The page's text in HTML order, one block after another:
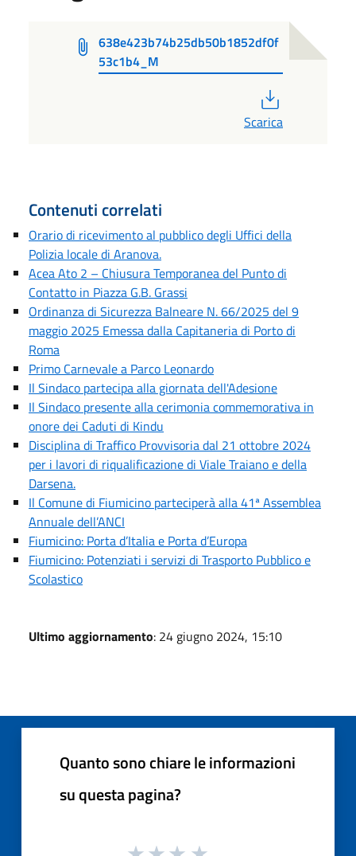
638e423b74b25db50b1852df0f
53c1b4_M
Scarica
Contenuti correlati
Orario di ricevimento al pubblico degli Uffici della
Polizia locale di Aranova.
Acea Ato 2 – Chiusura Temporanea del Punto di
Contatto in Piazza G.B. Grassi
Ordinanza di Sicurezza Balneare N. 66/2025 del 9
maggio 2025 Emessa dalla Capitaneria di Porto di
Roma
Primo Carnevale a Parco Leonardo
Il Sindaco partecipa alla giornata dell'Adesione
Il Sindaco presente alla cerimonia commemorativa in
onore dei Caduti di Kindu
Disciplina di Traffico Provvisoria dal 21 ottobre 2024
per i lavori di riqualificazione di Viale Traiano e della
Darsena.
Il Comune di Fiumicino parteciperà alla 41ª Assemblea
Annuale dell’ANCI
Fiumicino: Porta d’Italia e Porta d’Europa
Fiumicino: Potenziati i servizi di Trasporto Pubblico e
Scolastico
Ultimo aggiornamento: 24 giugno 2024, 15:10
Quanto sono chiare le informazioni
su questa pagina?